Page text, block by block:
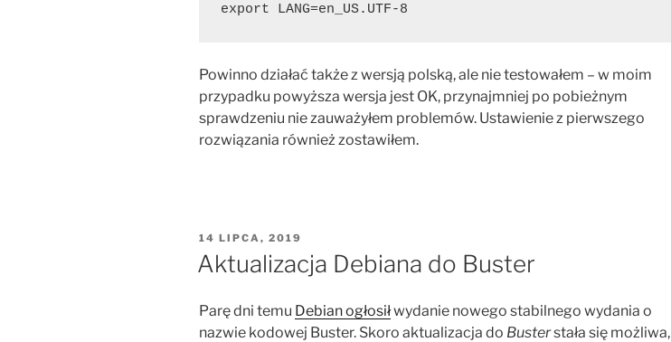
export LANG=en_US.UTF-8
Powinno działać także z wersją polską, ale nie testowałem – w moim
przypadku powyższa wersja jest OK, przynajmniej po pobieżnym
sprawdzeniu nie zauważyłem problemów. Ustawienie z pierwszego
rozwiązania również zostawiłem.
OPUBLIKOWANE
14 LIPCA, 2019
Aktualizacja Debiana do Buster
Parę dni temu Debian ogłosiłwydanie nowego stabilnego wydania o
nazwie kodowej Buster. Skoro aktualizacja do Busterstała się możliwa,